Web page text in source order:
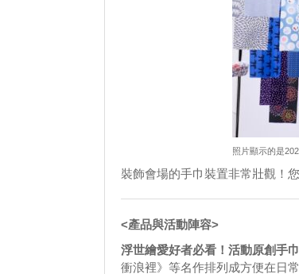
照片顯示的是
裝飾會場的手巾裝置非常壯觀！
<產品與活動陣容>
浮世繪愛好者必看！活動原創手
衝浪裡》等名作排列成方便在日